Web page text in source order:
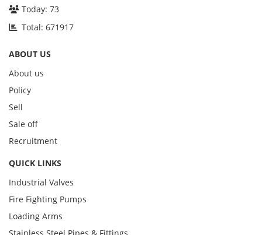
Today: 73
Total: 671917
ABOUT US
About us
Policy
Sell
Sale off
Recruitment
QUICK LINKS
Industrial Valves
Fire Fighting Pumps
Loading Arms